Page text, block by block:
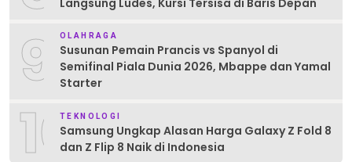
9 OLAHRAGA
Susunan Pemain Prancis vs Spanyol di
Semifinal Piala Dunia 2026, Mbappe dan Yamal
Starter
10TEKNOLOGI
Samsung Ungkap Alasan Harga Galaxy Z Fold 8
dan Z Flip 8 Naik di Indonesia